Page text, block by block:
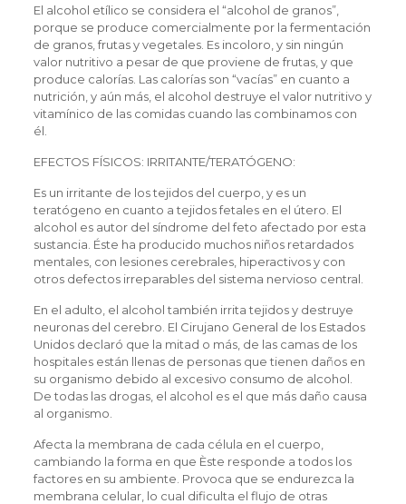
El alcohol etílico se considera el “alcohol de granos”,
porque se produce comercialmente por la fermentación
de granos, frutas y vegetales. Es incoloro, y sin ningún
valor nutritivo a pesar de que proviene de frutas, y que
produce calorías. Las calorías son “vacías” en cuanto a
nutrición, y aún más, el alcohol destruye el valor nutritivo y
vitamínico de las comidas cuando las combinamos con
él.
EFECTOS FÍSICOS: IRRITANTE/TERATÓGENO:
Es un irritante de los tejidos del cuerpo, y es un
teratógeno en cuanto a tejidos fetales en el útero. El
alcohol es autor del síndrome del feto afectado por esta
sustancia. Éste ha producido muchos niños retardados
mentales, con lesiones cerebrales, hiperactivos y con
otros defectos irreparables del sistema nervioso central.
En el adulto, el alcohol también irrita tejidos y destruye
neuronas del cerebro. El Cirujano General de los Estados
Unidos declaró que la mitad o más, de las camas de los
hospitales están llenas de personas que tienen daños en
su organismo debido al excesivo consumo de alcohol.
De todas las drogas, el alcohol es el que más daño causa
al organismo.
Afecta la membrana de cada célula en el cuerpo,
cambiando la forma en que Èste responde a todos los
factores en su ambiente. Provoca que se endurezca la
membrana celular, lo cual dificulta el flujo de otras